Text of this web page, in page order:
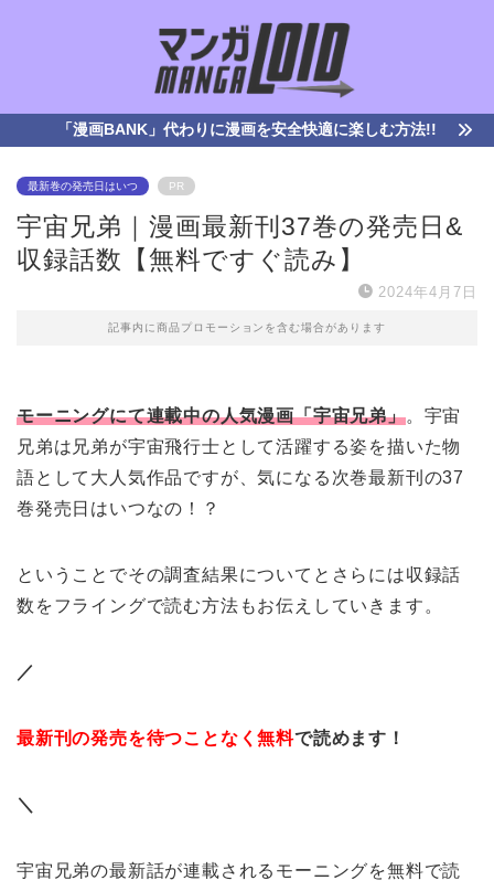
「漫画BANK」代わりに漫画を安全快適に楽しむ方法!!
最新巻の発売日はいつ PR
宇宙兄弟｜漫画最新刊37巻の発売日&
収録話数【無料ですぐ読み】
2024年4月7日
記事内に商品プロモーションを含む場合があります
モーニングにて連載中の人気漫画「宇宙兄弟」。宇宙
兄弟は兄弟が宇宙飛行士として活躍する姿を描いた物
語として大人気作品ですが、気になる次巻最新刊の37
巻発売日はいつなの！？
ということでその調査結果についてとさらには収録話
数をフライングで読む方法もお伝えしていきます。
／
最新刊の発売を待つことなく無料で読めます！
＼
宇宙兄弟の最新話が連載されるモーニングを無料で読